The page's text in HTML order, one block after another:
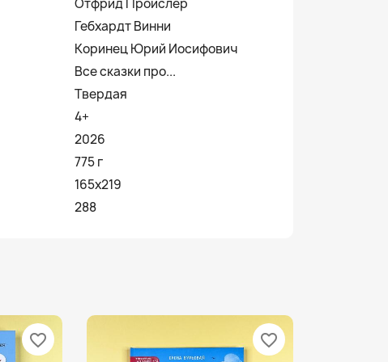
Отфрид Пройслер
Гебхардт Винни
Коринец Юрий Иосифович
Все сказки про...
Твердая
4+
2026
775 г
165x219
288
favorite_border favorite_border